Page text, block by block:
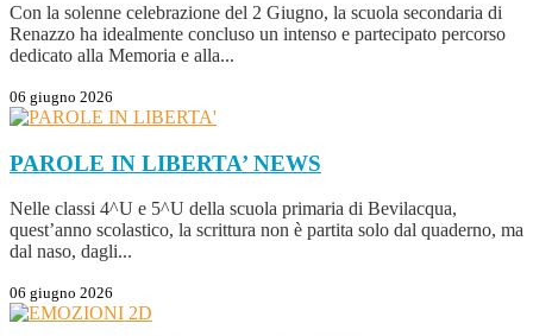
Con la solenne celebrazione del 2 Giugno, la scuola secondaria di
Renazzo ha idealmente concluso un intenso e partecipato percorso
dedicato alla Memoria e alla...
06 giugno 2026
PAROLE IN LIBERTA’ NEWS
Nelle classi 4^U e 5^U della scuola primaria di Bevilacqua,
quest’anno scolastico, la scrittura non è partita solo dal quaderno, ma
dal naso, dagli...
06 giugno 2026